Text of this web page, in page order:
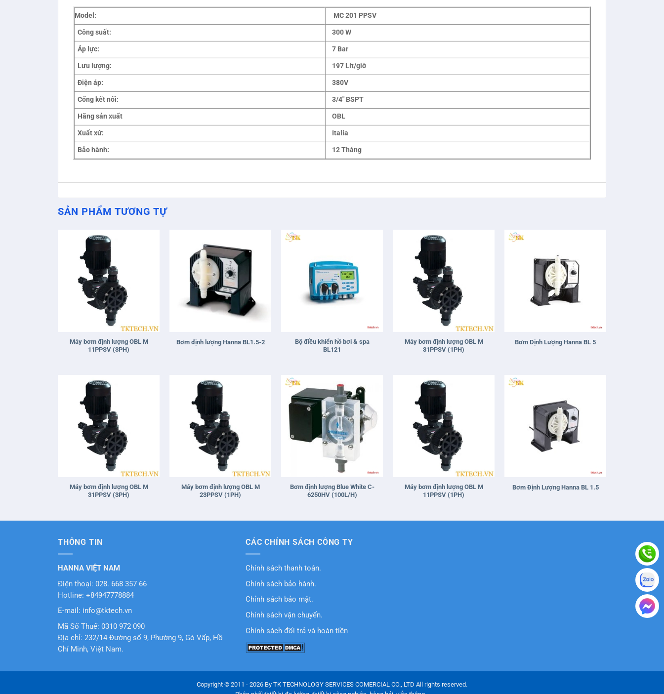
Model:
MC 201 PPSV
Công suất:
300 W
Áp lực:
7 Bar
Lưu lượng:
197 Lít/giờ
Điện áp:
380V
Cổng kết nối:
3/4″ BSPT
Hãng sản xuất
OBL
Xuất xứ:
Italia
Bảo hành:
12 Tháng
SẢN PHẨM TƯƠNG TỰ
Máy bơm định lượng OBL M
11PPSV (3PH)
Bơm định lượng Hanna BL1.5-2
Bộ điều khiển hồ bơi & spa
BL121
Máy bơm định lượng OBL M
31PPSV (1PH)
Bơm Định Lượng Hanna BL 5
Máy bơm định lượng OBL M
31PPSV (3PH)
Máy bơm định lượng OBL M
23PPSV (1PH)
Bơm định lượng Blue White C-
6250HV (100L/H)
Máy bơm định lượng OBL M
11PPSV (1PH)
Bơm Định Lượng Hanna BL 1.5
THÔNG TIN
HANNA VIỆT NAM
Điện thoại: 028. 668 357 66
Hotline: +84947778884
E-mail: info@tktech.vn
Mã Số Thuế: 0310 972 090
Địa chỉ: 232/14 Đường số 9, Phường 9, Gò Vấp, Hồ
Chí Minh, Việt Nam.
CÁC CHÍNH SÁCH CÔNG TY
Chính sách thanh toán.
Chính sách bảo hành.
Chỉnh sách bảo mật.
Chính sách vận chuyển.
Chính sách đổi trả và hoàn tiền
Copyright © 2011 - 2026 By TK TECHNOLOGY SERVICES COMERCIAL CO., LTD All rights reserved.